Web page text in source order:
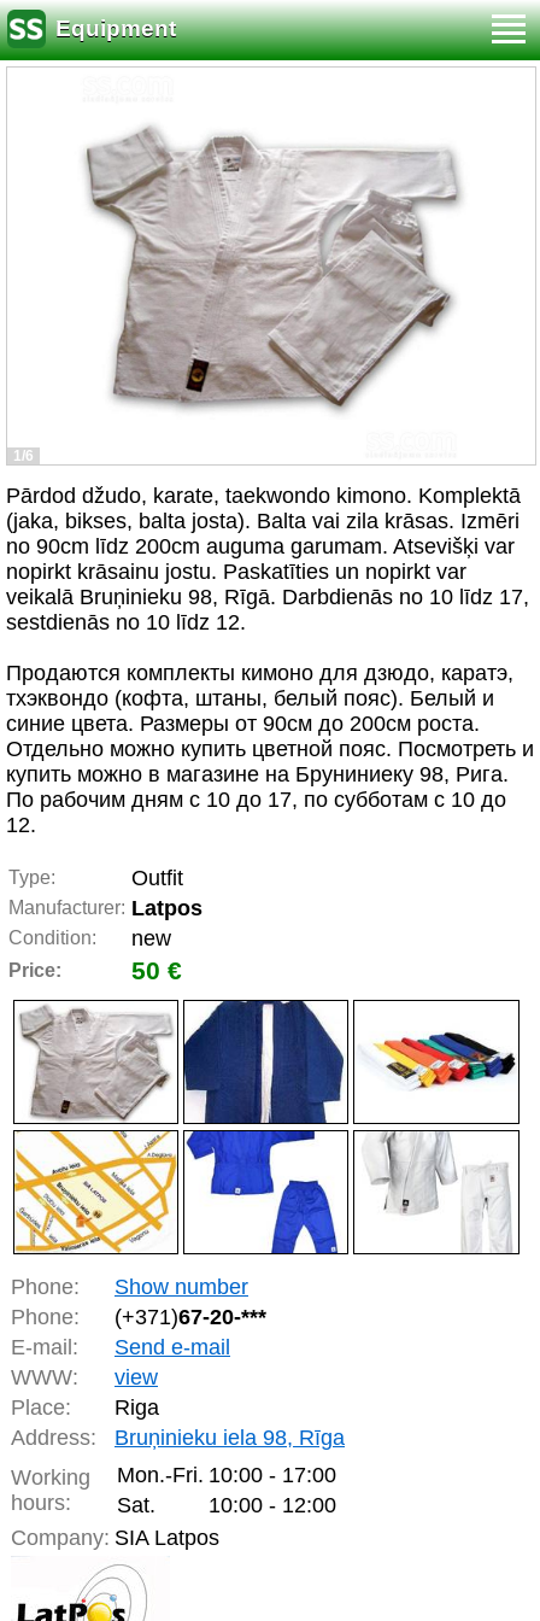
Equipment
1/6
Pārdod džudo, karate, taekwondo kimono. Komplektā
(jaka, bikses, balta josta). Balta vai zila krāsas. Izmēri
no 90cm līdz 200cm auguma garumam. Atsevišķi var
nopirkt krāsainu jostu. Paskatīties un nopirkt var
veikalā Bruņinieku 98, Rīgā. Darbdienās no 10 līdz 17,
sestdienās no 10 līdz 12.
Продаются комплекты кимоно для дзюдо, каратэ,
тхэквондо (кофта, штаны, белый пояс). Белый и
синие цвета. Размеры от 90см до 200см роста.
Отдельно можно купить цветной пояс. Посмотреть и
купить можно в магазине на Бруниниеку 98, Рига.
По рабочим дням с 10 до 17, по субботам с 10 до
12.
Type: Outfit
Manufacturer: Latpos
Condition: new
Price: 50 €
Phone:
Show number
Phone:
(+371)67-20-***
E-mail:
Send e-mail
WWW:
view
Place:
Riga
Address:
Bruņinieku iela 98, Rīga
Working
hours:
Mon.-Fri. 10:00 - 17:00
Sat.
10:00 - 12:00
Company: SIA Latpos